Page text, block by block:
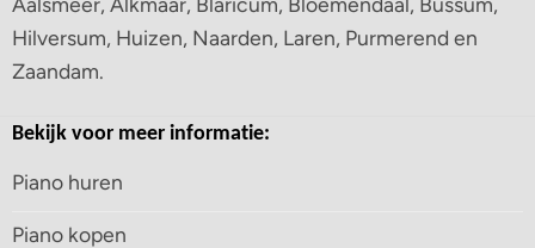
Hilversum, Huizen, Naarden, Laren, Purmerend en
Zaandam.
Bekijk voor meer informatie:
Piano huren
Piano kopen